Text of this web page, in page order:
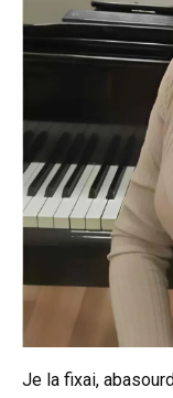
Je la fixai,